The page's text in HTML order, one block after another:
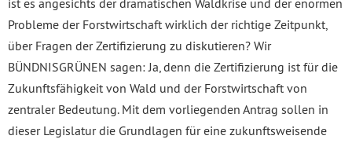
ist es angesichts der dramatischen Waldkrise und der enormen
Probleme der Forstwirtschaft wirklich der richtige Zeitpunkt,
über Fragen der Zertifizierung zu diskutieren? Wir
BÜNDNISGRÜNEN sagen: Ja, denn die Zertifizierung ist für die
Zukunftsfähigkeit von Wald und der Forstwirtschaft von
zentraler Bedeutung. Mit dem vorliegenden Antrag sollen in
dieser Legislatur die Grundlagen für eine zukunftsweisende